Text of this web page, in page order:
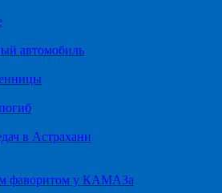
автомобиль
в Астрахани
фаворитом у КАМАЗа